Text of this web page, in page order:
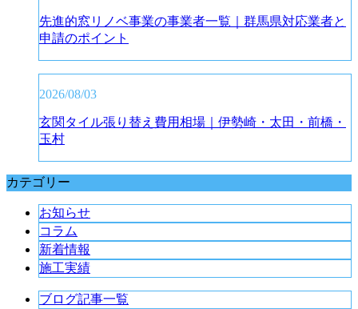
先進的窓リノベ事業の事業者一覧｜群馬県対応業者と
申請のポイント
2026/08/03
玄関タイル張り替え費用相場｜伊勢崎・太田・前橋・
玉村
カテゴリー
お知らせ
コラム
新着情報
施工実績
ブログ記事一覧